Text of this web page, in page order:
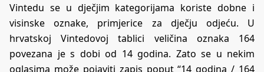
Vintedu se u dječjim kategorijama koristedobne i
visinske oznake, primjerice za dječju odjeću. U
hrvatskoj Vintedovoj tablici veličina oznaka 164
povezana je s dobi od 14 godina. Zato se u nekim
oglasima može pojaviti zapis poput “14 godina / 164